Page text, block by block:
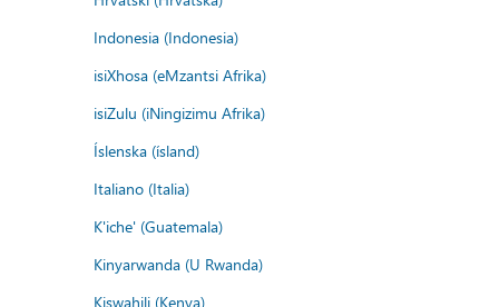
Indonesia (Indonesia)
isiXhosa (eMzantsi Afrika)
isiZulu (iNingizimu Afrika)
Íslenska (ísland)
Italiano (Italia)
K'iche' (Guatemala)
Kinyarwanda (U Rwanda)
Kiswahili (Kenya)